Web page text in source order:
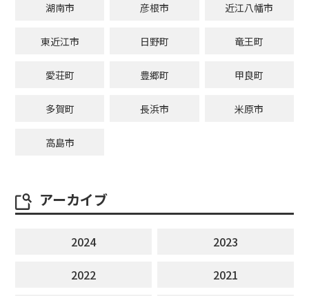
湖南市 彦根市 近江八幡市
東近江市 日野町 竜王町
愛荘町 豊郷町 甲良町
多賀町 長浜市 米原市
高島市
アーカイブ
2024
2023
2022
2021